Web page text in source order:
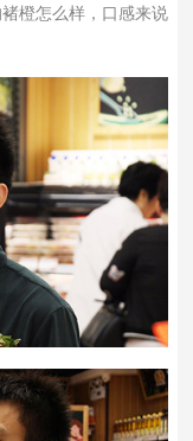
橙怎么样，口感来说